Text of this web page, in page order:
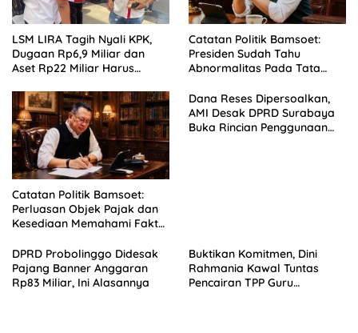
LSM LIRA Tagih Nyali KPK,
Dugaan Rp6,9 Miliar dan
Aset Rp22 Miliar Harus
Catatan Politik Bamsoet:
Presiden Sudah Tahu
Abnormalitas Pada Tata
Catatan Politik Bamsoet:
Perluasan Objek Pajak dan
Kesediaan Memahami Fakta
Dana Reses Dipersoalkan,
AMI Desak DPRD Surabaya
Buka Rincian Penggunaan
DPRD Probolinggo Didesak
Pajang Banner Anggaran
Rp83 Miliar, Ini Alasannya
Buktikan Komitmen, Dini
Rahmania Kawal Tuntas
Pencairan TPP Guru